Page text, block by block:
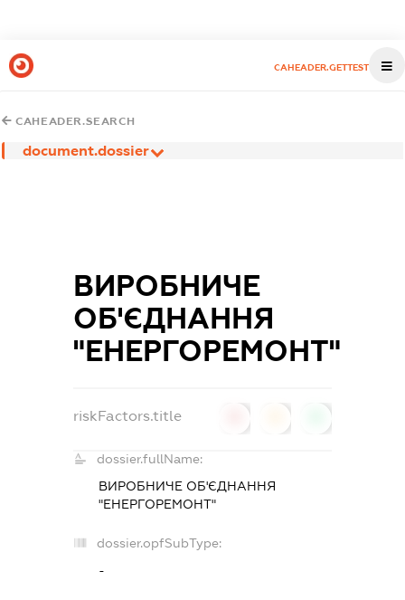
CAHEADER.GETTEST
CAHEADER.SEARCH
document.dossier
ВИРОБНИЧЕ
ОБ'ЄДНАННЯ
"ЕНЕРГОРЕМОНТ"
riskFactors.title
dossier.fullName:
ВИРОБНИЧЕ ОБ'ЄДНАННЯ
"ЕНЕРГОРЕМОНТ"
dossier.opfSubType:
-